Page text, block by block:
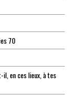
70
en ces lieux, à tes